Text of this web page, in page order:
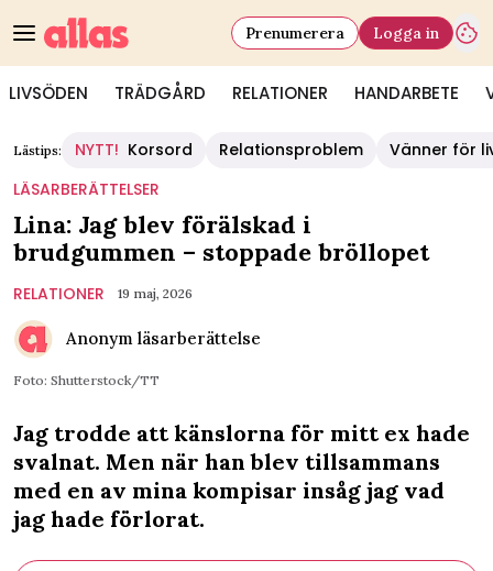
LIVSÖDEN TRÄDGÅRD RELATIONER HANDARBETE
Prenumerera Logga in
Lästips: NYTT! Korsord Relationsproblem
Vänner för
LÄSARBERÄTTELSER
Lina: Jag blev förälskad i
brudgummen – stoppade bröllopet
RELATIONER 19 maj, 2026
Anonym läsarberättelse
Foto: Shutterstock/TT
Jag trodde att känslorna för mitt ex hade
svalnat. Men när han blev tillsammans
med en av mina kompisar insåg jag vad
jag hade förlorat.